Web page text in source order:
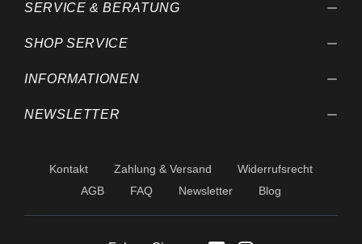
SERVICE & BERATUNG
SHOP SERVICE
INFORMATIONEN
NEWSLETTER
Kontakt Zahlung & Versand
Widerrufsrecht
AGB
FAQ Newsletter Blog